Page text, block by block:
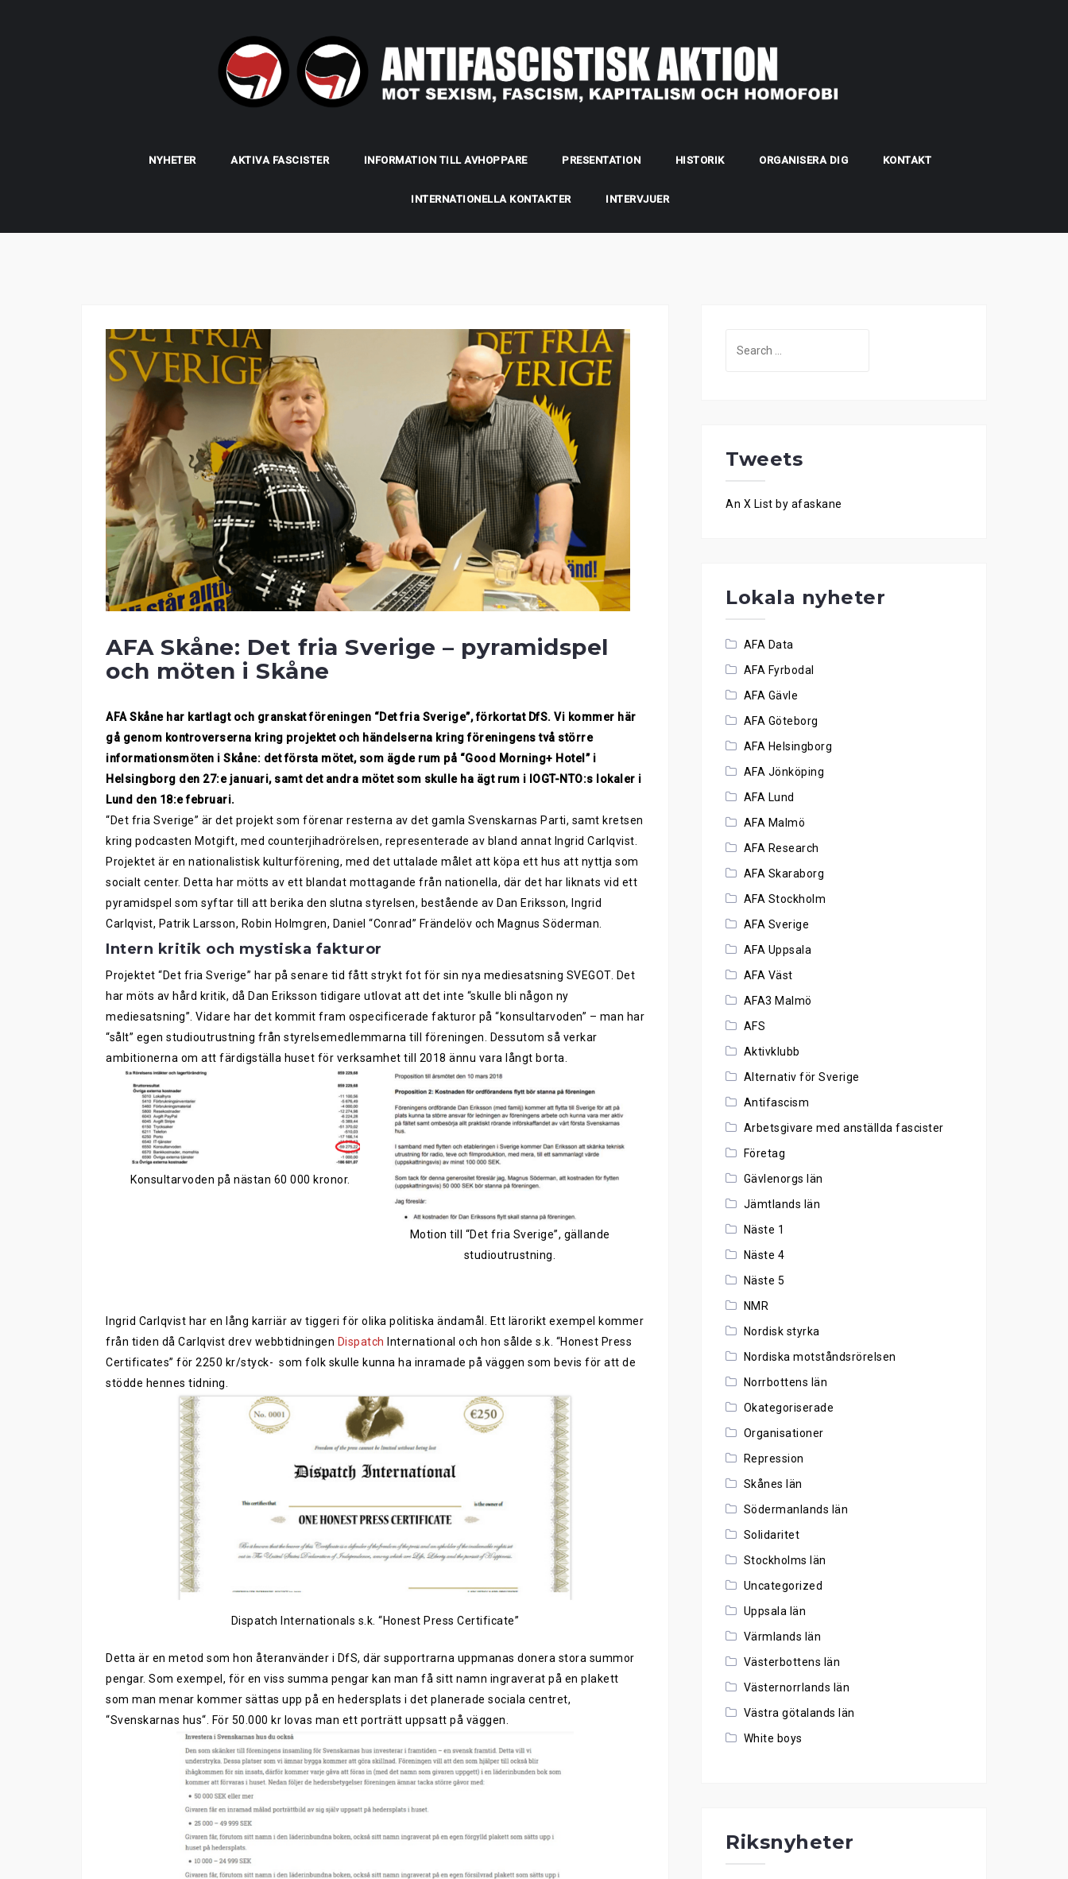
NYHETER AKTIVA FASCISTER INFORMATION TILL AVHOPPARE PRESENTATION HISTORIK ORGANISERA DIG KONTAKT
INTERNATIONELLA KONTAKTER INTERVJUER
AFA Skåne: Det fria Sverige – pyramidspel
och möten i Skåne
AFA Skånehar kartlagt och granskat föreningen “Detfria Sverige”,förkortat DfS. Vi kommer här
gå genom kontroverserna kring projektetoch händelserna kring föreningens två större
informationsmöten i Skåne: detförsta mötet, som ägde rum på “Good Morning+ Hotel” i
Helsingborg den 27:e januari, samt det andra mötet som skulle ha ägt rum i IOGT-NTO:s lokaler i
Lund den 18:efebruari.
“Det fria Sverige” är det projekt som förenar resterna av det gamla Svenskarnas Parti, samt kretsen
kring podcasten Motgift, med counterjihadrörelsen, representerade av bland annat Ingrid Carlqvist.
Projektet är en nationalistisk kulturförening, med det uttalade målet att köpa ett hus att nyttja som
socialt center. Detta har mötts av ett blandat mottagande från nationella, där det har liknats vid ett
pyramidspel som syftar till att berika den slutna styrelsen, bestående av Dan Eriksson, Ingrid
Carlqvist, Patrik Larsson, Robin Holmgren, Daniel “Conrad” Frändelöv och Magnus Söderman.
Intern kritik och mystiska fakturor
Projektet “Det fria Sverige” har på senare tid fått strykt fot för sin nya mediesatsning SVEGOT. Det
har möts av hård kritik, då Dan Eriksson tidigare utlovat att det inte “skulle bli någon ny
mediesatsning”. Vidare har det kommit fram ospecificerade fakturor på “konsultarvoden” – man har
“sålt” egen studioutrustning från styrelsemedlemmarna till föreningen . Dessutom så verkar
ambitionerna om att färdigställa huset för verksamhet till 2018 ännu vara långt borta
Konsultarvoden på nästan 60 000 kronor.
Motion till “Det fria Sverige”, gällande
studioutrustning.
Ingrid Carlqvist har en lång karriär av tiggeri för olika politiska ändamål
. Ett lärorikt exempel kommer
från tiden då Carlqvist drev webbtidningen Dispatch nternational och hon sålde s.k. “Honest Press
Certificates” för 2250 kr/styck- som folk skulle kunna ha inramade på väggen som bevis för att de
stödde hennes tidning.
Dispatch Internationals s.k. “Honest Press Certificate”
Detta är en metod som hon återanvänder i DfS, där supportrarna uppmanas donera stora summor
pengar. Som exempel, för en viss summa pengar kan man få sitt namn ingraverat på en plakett
som man menar kommer sättas upp på en hedersplats i det planerade sociala centret,
“Svenskarnas hus“. För 50.000 kr lovas man ett porträtt uppsatt på väggen.
Tweets
An X List by afaskane
Lokala nyheter
AFA Data
AFA Fyrbodal
AFA Gävle
AFA Göteborg
AFA Helsingborg
AFA Jönköping
AFA Lund
AFA Malmö
AFA Research
AFA Skaraborg
AFA Stockholm
AFA Sverige
AFA Uppsala
AFA Väst
AFA3 Malmö
AFS
Aktivklubb
Alternativ för Sverige
Antifascism
Arbetsgivare med anställda fascister
Företag
Gävlenorgs län
Jämtlands län
Näste 1
Näste 4
Näste 5
NMR
Nordisk styrka
Nordiska motståndsrörelsen
Norrbottens län
Okategoriserade
Organisationer
Repression
Skånes län
Södermanlands län
Solidaritet
Stockholms län
Uncategorized
Uppsala län
Värmlands län
Västerbottens län
Västernorrlands län
Västra götalands län
White boys
Riksnyheter